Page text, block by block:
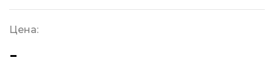
Цена:
-